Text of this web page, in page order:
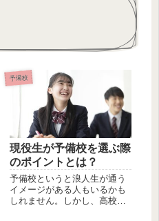
予備校
現役生が予備校を選ぶ際
のポイントとは？
予備校というと浪人生が通う
イメージがある人もいるかも
しれません。しかし、高校生